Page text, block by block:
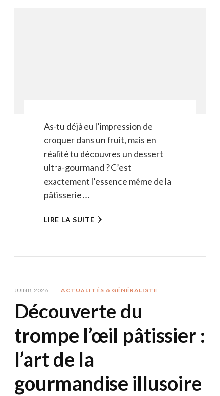
As-tu déjà eu l’impression de
croquer dans un fruit, mais en
réalité tu découvres un dessert
ultra-gourmand ? C’est
exactement l’essence même de la
pâtisserie …
LIRE LA SUITE
JUIN 8, 2026 ACTUALITÉS & GÉNÉRALISTE
Découverte du
trompe l’œil pâtissier :
l’art de la
gourmandise illusoire